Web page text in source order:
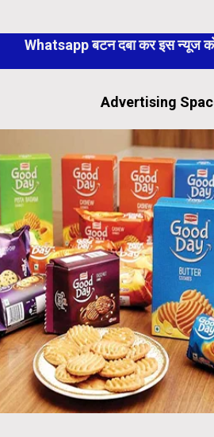
Whatsapp बटन दबा कर इस न्यूज
Advertising